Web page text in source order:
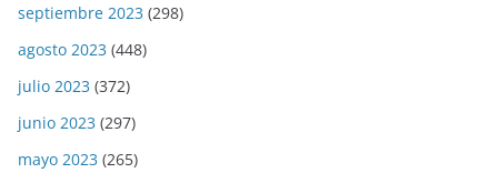
septiembre 2023 (298)
agosto 2023 (448)
julio 2023 (372)
junio 2023 (297)
mayo 2023 (265)